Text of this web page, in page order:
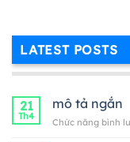
LATEST POSTS
21
Th4
mô tả ngắn
Chức năng bình